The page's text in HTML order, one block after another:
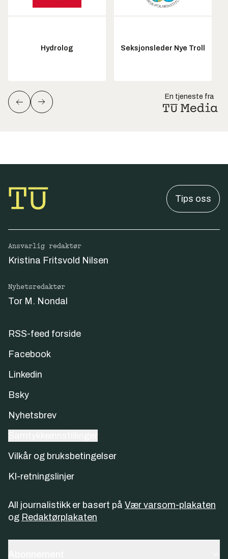
Hydrolog Seksjonsleder Nye Troll
En tjeneste fra
Tips oss
Ansvarlig redaktør
Kristina Fritsvold Nilsen
Nyhetsredaktør
Tor M. Nondal
RSS-feed forside
Facebook
Linkedin
Bsky
Nyhetsbrev
Vilkår og bruksbetingelser
KI-retningslinjer
All journalistikk er basert på Vær varsom-plakaten
og Redaktørplakaten